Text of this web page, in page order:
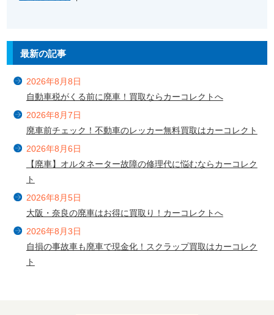
最新の記事
2026年8月8日
自動車税がくる前に廃車！買取ならカーコレクトへ
2026年8月7日
廃車前チェック！不動車のレッカー無料買取はカーコレクト
2026年8月6日
【廃車】オルタネーター故障の修理代に悩むならカーコレク
ト
2026年8月5日
大阪・奈良の廃車はお得に買取り！カーコレクトへ
2026年8月3日
自損の事故車も廃車で現金化！スクラップ買取はカーコレク
ト